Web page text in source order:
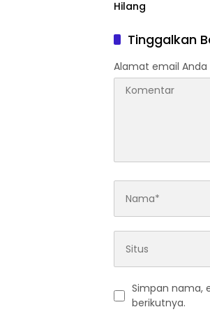
Hilang
Tinggalkan
Alamat email Anda
Simpan nama,
berikutnya.